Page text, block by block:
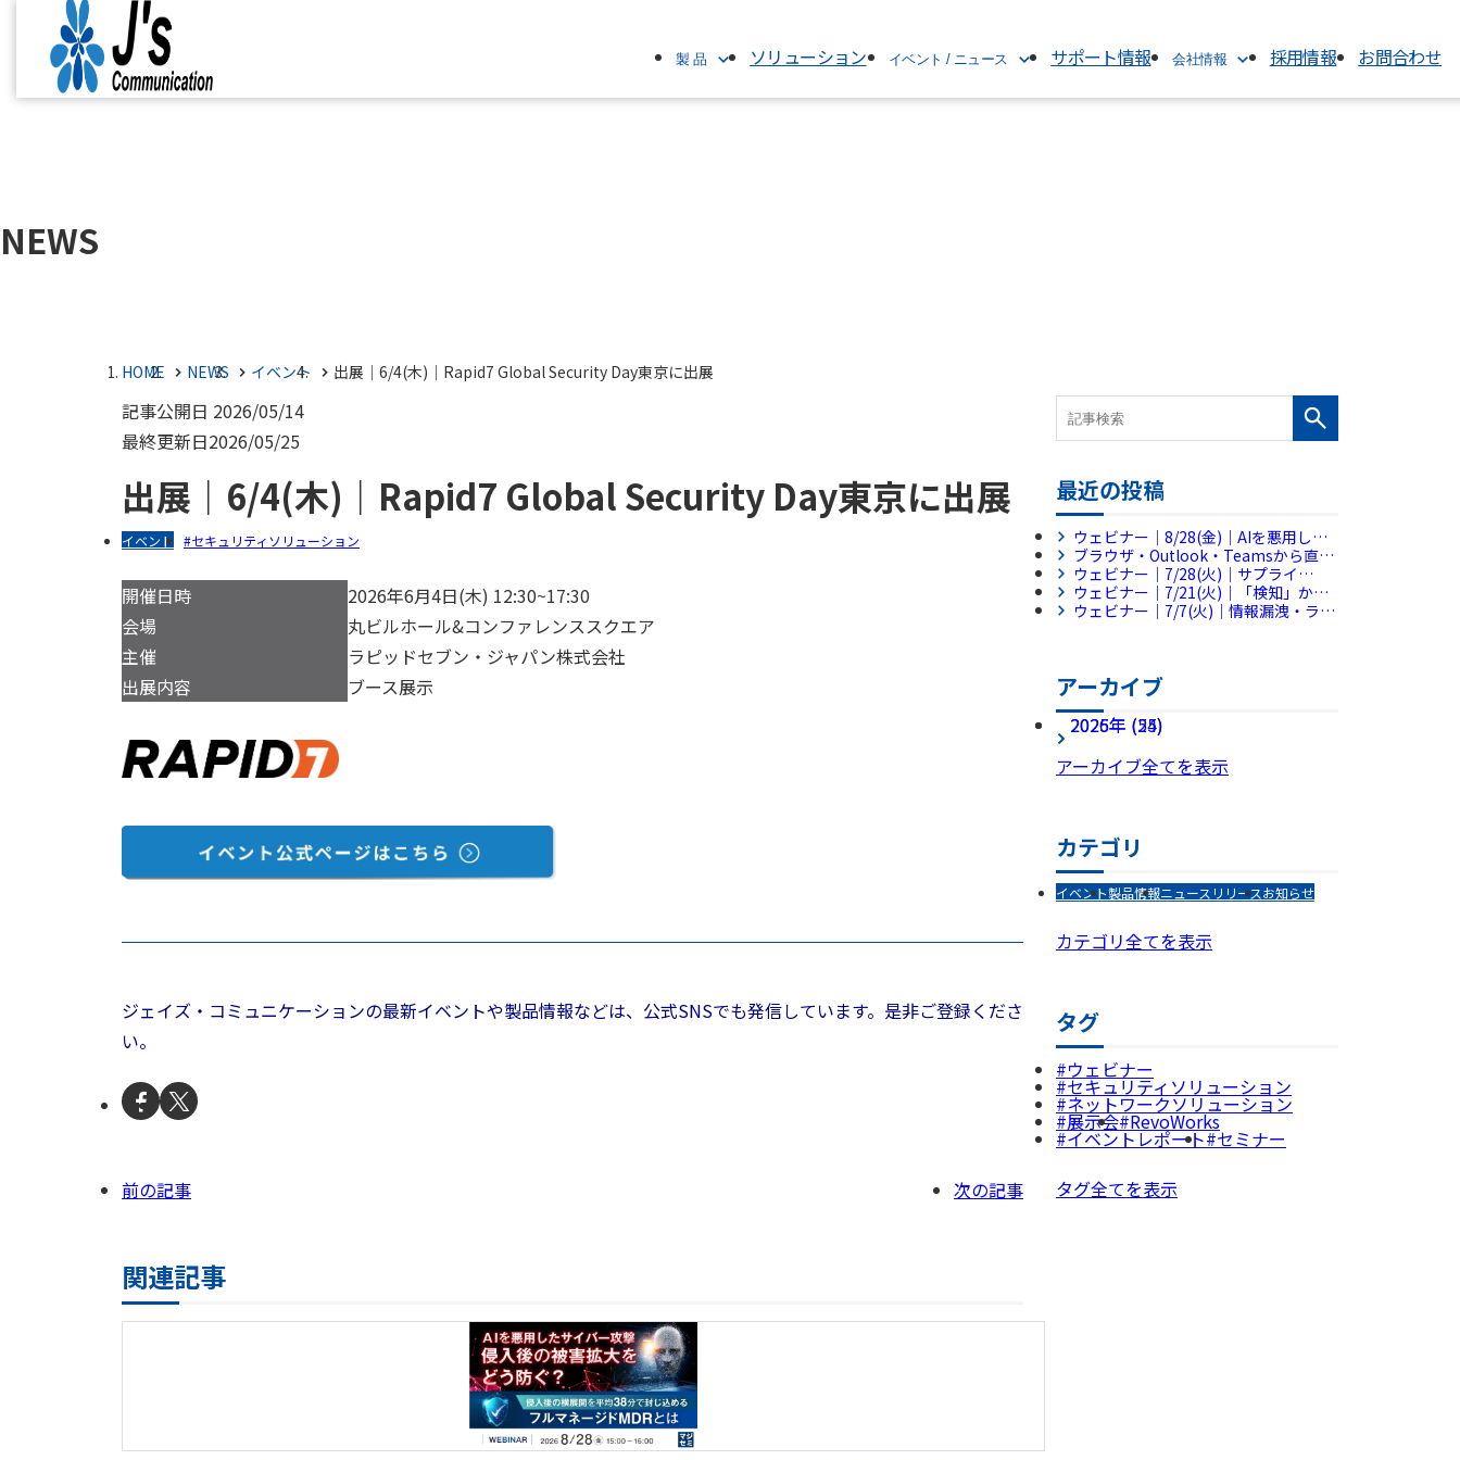
製 品
製品名で探す
ソリューション イベント / ニュース
すべて
サポート情報 会社情報
会社情報TOP
グループ関連会社
採用情報 お問合わせ
NEWS
HOME NEWS イベント 出展｜6/4(木)｜Rapid7 Global Security Day東京に出展
記事公開日 2026/05/14
最終更新日2026/05/25
出展｜6/4(木)｜Rapid7 Global Security Day東京に出展
イベント セキュリティソリューション
開催日時
2026年6月4日(木) 12:30~17:30
会場
丸ビルホール&コンファレンススクエア
主催
ラピッドセブン・ジャパン株式会社
出展内容
ブース展示
ジェイズ・コミュニケーションの最新イベントや製品情報などは、公式SNSでも発信しています。是非ご登録くださ
い。
前の記事 次の記事
関連記事
最近の投稿
ウェビナー｜8/28(金)｜AIを悪用した
サイバー攻撃、侵入後の被害拡大をど
う防ぐ？～侵入後の横展開を平均38分
で封じ込めるフルマネージドMDRとは
～
ブラウザ・Outlook・Teamsから直接
利用できる新製品「RevoWorks
Sanitize Browser」「RevoWorks
Sanitize Apps」を販売開始
ウェビナー｜7/28(火)｜サプライ
チェーン評価制度に備える第一歩 AI
で始める社内セキュリティ規程チェッ
ウェビナー｜7/21(火)｜「検知」から
「復旧」までを1ツールで完結。情シ
ウェビナー｜7/7(火)｜情報漏洩・ラン
アーカイブ
2026年 (25)
2025年 (54)
アーカイブ全てを表示
カテゴリ
イベント製品情報ニュースリリースお知らせ
カテゴリ全てを表示
タグ
ウェビナー
セキュリティソリューション
ネットワークソリューション
展示会 RevoWorks
イベントレポート セミナー
タグ全てを表示